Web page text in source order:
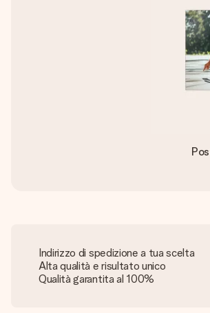
Indirizzo di spedizione a tua scelta
Alta qualità e risultato unico
Qualità garantita al 100%